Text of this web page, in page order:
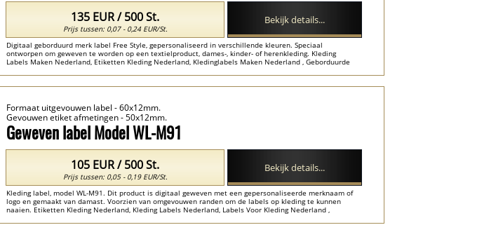
Digitaal geborduurd merk label Free Style, gepersonaliseerd in verschillende kleuren. Speciaal
ontworpen om geweven te worden op een textielproduct, dames-, kinder- of herenkleding. Kleding
Labels Maken Nederland, Etiketten Kleding Nederland, Kledinglabels Maken Nederland , Geborduurde
135 EUR / 500 St.
Prijs tussen: 0,07 - 0,24 EUR/St.
Bekijk details...
Geweven label Model WL-M91
Formaat uitgevouwen label - 60x12mm.
Gevouwen etiket afmetingen - 50x12mm.
Kleding label, model WL-M91. Dit product is digitaal geweven met een gepersonaliseerde merknaam of
logo en gemaakt van damast. Voorzien van omgevouwen randen om de labels op kleding te kunnen
naaien. Etiketten Kleding Nederland, Kleding Labels Nederland, Labels Voor Kleding Nederland ,
105 EUR / 500 St.
Prijs tussen: 0,05 - 0,19 EUR/St.
Bekijk details...